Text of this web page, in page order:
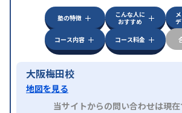
塾の特徴
こんな人に
おすすめ
コース内容
コース料金
大阪梅田校
地図を見る
当サイトからの問い合わせは現